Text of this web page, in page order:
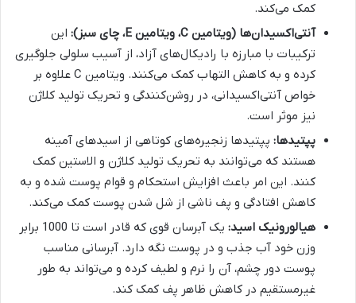
کمک می‌کند.
آنتی‌اکسیدان‌ها (ویتامین C، ویتامین E، چای سبز):
این
ترکیبات با مبارزه با رادیکال‌های آزاد، از آسیب سلولی جلوگیری
کرده و به کاهش التهاب کمک می‌کنند. ویتامین C علاوه بر
خواص آنتی‌اکسیدانی، در روشن‌کنندگی و تحریک تولید کلاژن
نیز موثر است.
پپتیدها: پپتیدها زنجیره‌های کوتاهی از اسیدهای آمینه
هستند که می‌توانند به تحریک تولید کلاژن و الاستین کمک
کنند. این امر باعث افزایش استحکام و قوام پوست شده و به
کاهش افتادگی و پف ناشی از شل شدن پوست کمک می‌کند.
هیالورونیک اسید:
یک آبرسان قوی که قادر است تا 1000 برابر
وزن خود آب جذب و در پوست نگه دارد. آبرسانی مناسب
پوست دور چشم، آن را نرم و لطیف کرده و می‌تواند به طور
غیرمستقیم در کاهش ظاهر پف کمک کند.